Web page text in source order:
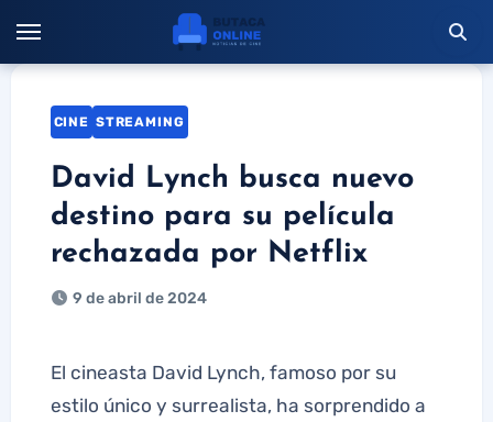
contenido
CINE STREAMING
David Lynch busca nuevo
destino para su película
rechazada por Netflix
9 de abril de 2024
El cineasta David Lynch, famoso por su
estilo único y surrealista, ha sorprendido a